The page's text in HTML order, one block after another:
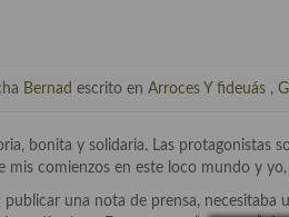
Bernad escrito en Arroces Y fideuás ,
bonita y solidaria. Las protagonistas
mis comienzos en este loco mundo y
publicar una nota de prensa,